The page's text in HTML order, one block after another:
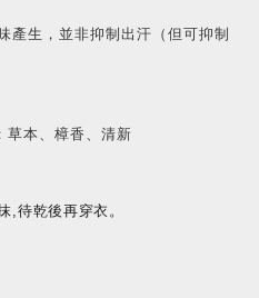
產生，並非抑制出汗（但可抑制
本、樟香、清新
,待乾後再穿衣。